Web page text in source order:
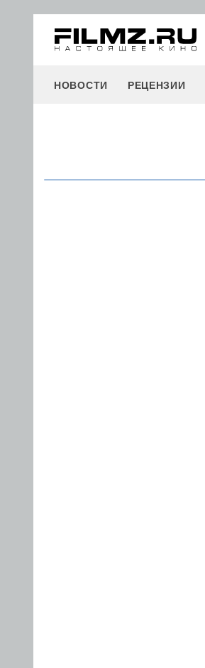
НОВОСТИ РЕЦЕНЗИИ